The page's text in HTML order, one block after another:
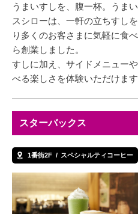
うまいすしを、腹一杯。うま
スシローは、一軒の立ちすし
り多くのお客さまに気軽に食
ら創業しました。
すしに加え、サイドメニュー
べる楽しさを体験いただけます
スターバックス
1番街2F スペシャルティコーヒー